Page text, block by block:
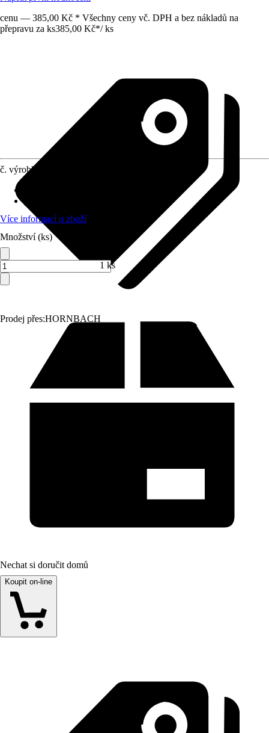
cenu — 385,00 Kč * Všechny ceny vč. DPH a bez nákladů na
přepravu za ks385,00 Kč*/ ks
Prodej přes:HORNBACH
č. výrobku
Více informací o zboží
Množství (ks)
1 ks
Nechat si doručit domů
Koupit on-line